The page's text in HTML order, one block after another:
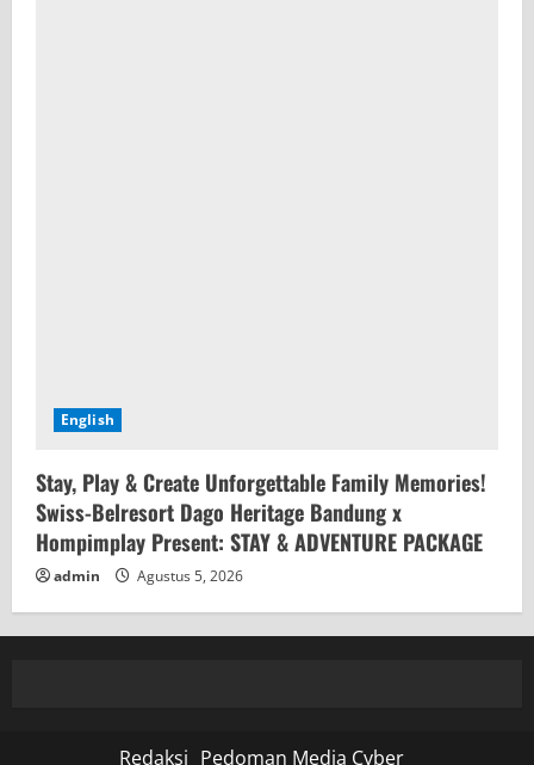
English
Stay, Play & Create Unforgettable Family Memories!
Swiss-Belresort Dago Heritage Bandung x
Hompimplay Present: STAY & ADVENTURE PACKAGE
admin Agustus 5, 2026
Redaksi Pedoman Media Cyber